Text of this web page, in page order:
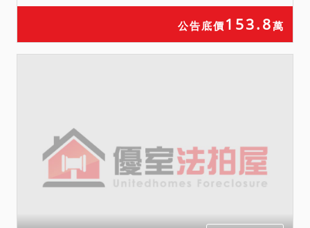
公告底價 153.8萬